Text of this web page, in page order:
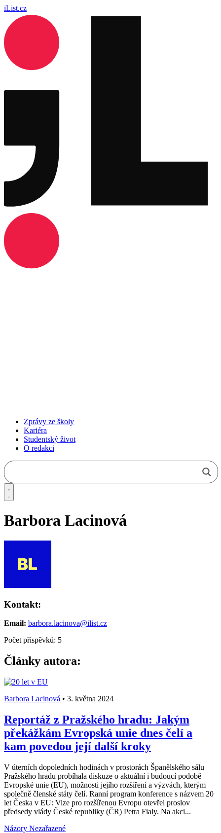
iList.cz
Zprávy ze školy
Kariéra
Studentský život
O redakci
Barbora Lacinová
Kontakt:
Email: barbora.lacinova@ilist.cz
Počet příspěvků: 5
Články autora:
Barbora Lacinová • 3. května 2024
Reportáž z Pražského hradu: Jakým
překážkám Evropská unie dnes čelí a
kam povedou její další kroky
V úterních dopoledních hodinách v prostorách Španělského sálu
Pražského hradu probíhala diskuze o aktuální i budoucí podobě
Evropské unie (EU), možnosti jejího rozšíření a výzvách, kterým
společně členské státy čelí. Ranní program konference s názvem 20
let Česka v EU: Vize pro rozšířenou Evropu otevřel proslov
předsedy vlády České republiky (ČR) Petra Fialy. Na akci...
Názory Nezařazené